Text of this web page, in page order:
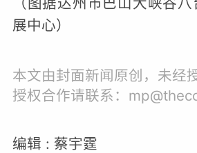
展中心）
本文由封面新闻原创，未经
授权合作请联系：
编辑 : 蔡宇霆